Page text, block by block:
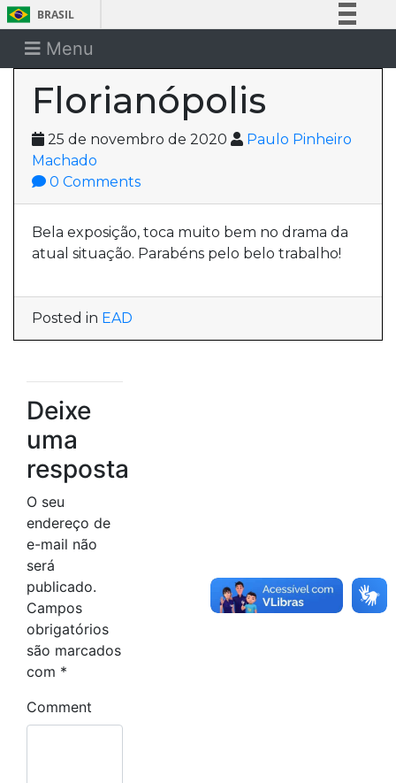
BRASIL
Comunica BR
Participe
Legislação
Menu
Florianópolis
25 de novembro de 2020
Paulo Pinheiro
Machado
0 Comments
Bela exposição, toca muito bem no drama da
atual situação. Parabéns pelo belo trabalho!
Posted in EAD
Deixe
uma
resposta
O seu
endereço de
e-mail não
será
publicado.
Campos
obrigatórios
são marcados
com *
Comment